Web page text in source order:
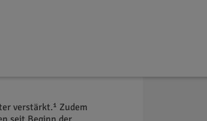
verstärkt.¹ Zudem